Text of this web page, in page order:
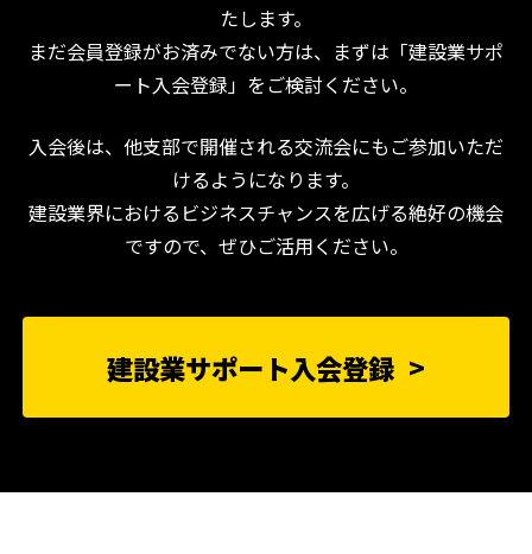
たします。
まだ会員登録がお済みでない方は、まずは「建設業サポ
ート入会登録」をご検討ください。
入会後は、他支部で開催される交流会にもご参加いただ
けるようになります。
建設業界におけるビジネスチャンスを広げる絶好の機会
ですので、ぜひご活用ください。
建設業サポート入会登録